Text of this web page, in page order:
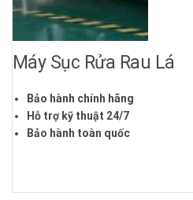
Máy Sục Rửa Rau Lá
Bảo hành chính hãng
Hỗ trợ kỹ thuật 24/7
Bảo hành toàn quốc